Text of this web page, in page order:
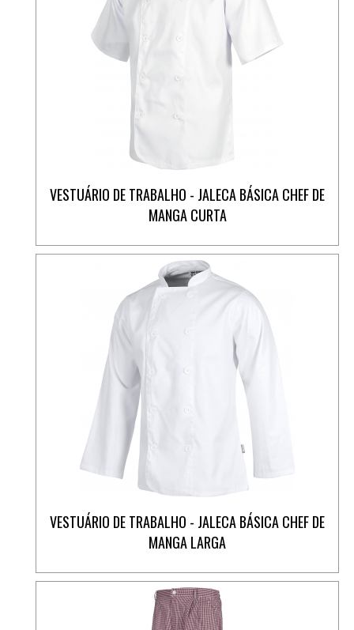
VESTUÁRIO DE TRABALHO - JALECA BÁSICA CHEF DE
MANGA CURTA
VESTUÁRIO DE TRABALHO - JALECA BÁSICA CHEF DE
MANGA LARGA